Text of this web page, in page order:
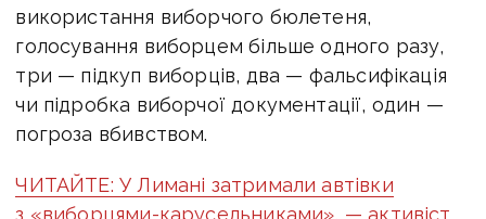
використання виборчого бюлетеня,
голосування виборцем більше одного разу,
три — підкуп виборців, два — фальсифікація
чи підробка виборчої документації, один —
погроза вбивством.
ЧИТАЙТЕ: У Лимані затримали автівки
з «виборцями-карусельниками», — активіст